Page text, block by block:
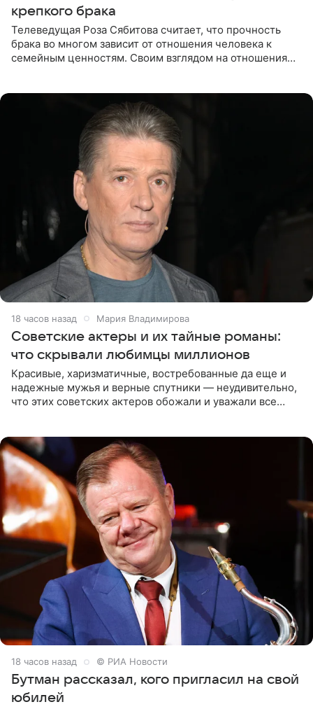
крепкого брака
Телеведущая Роза Сябитова считает, что прочность
брака во многом зависит от отношения человека к
семейным ценностям. Своим взглядом на отношения
18 часов назад Мария Владимирова
Советские актеры и их тайные романы:
что скрывали любимцы миллионов
Красивые, харизматичные, востребованные да еще и
надежные мужья и верные спутники — неудивительно,
что этих советских актеров обожали и уважали все
18 часов назад © РИА Новости
Бутман рассказал, кого пригласил на свой
юбилей